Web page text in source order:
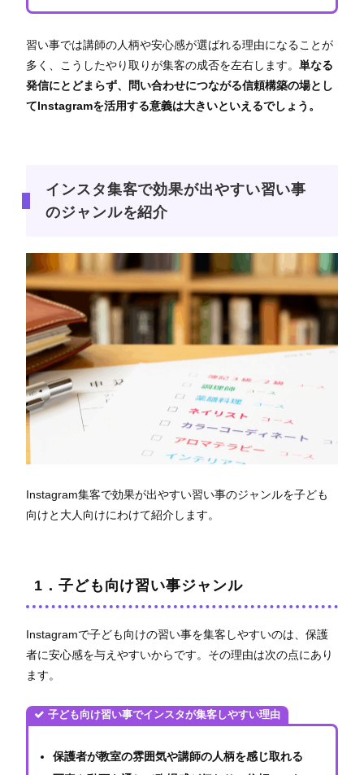
習い事では講師の人柄や安心感が選ばれる理由になることが
多く、こうしたやり取りが集客の成否を左右します。 単なる
発信にとどまらず、問い合わせにつながる信頼構築の場とし
てInstagramを活用する意義は大きいといえるでしょう。
インスタ集客で効果が出やすい習い事
のジャンルを紹介
Instagram集客で効果が出やすい習い事のジャンルを子ども
向けと大人向けにわけて紹介します。
1．子ども向け習い事ジャンル
Instagramで子ども向けの習い事を集客しやすいのは、保護
者に安心感を与えやすいからです。その理由は次の点にあり
ます。
子ども向け習い事でインスタが集客しやすい理由
保護者が教室の雰囲気や講師の人柄を感じ取れる